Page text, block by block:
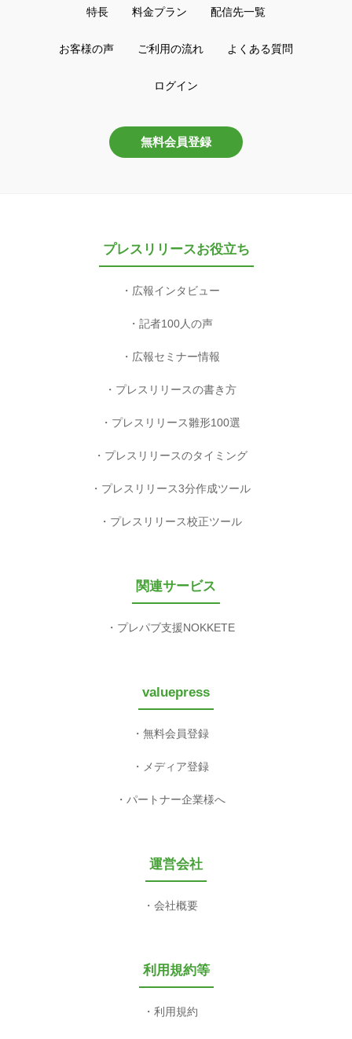
特長 料金プラン 配信先一覧
お客様の声 ご利用の流れ よくある質問
ログイン
無料会員登録
プレスリリースお役立ち
広報インタビュー
記者100人の声
広報セミナー情報
プレスリリースの書き方
プレスリリース雛形100選
プレスリリースのタイミング
プレスリリース3分作成ツール
プレスリリース校正ツール
関連サービス
プレパブ支援NOKKETE
valuepress
無料会員登録
メディア登録
パートナー企業様へ
運営会社
会社概要
利用規約等
利用規約